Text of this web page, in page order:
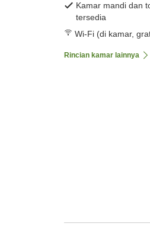
Kamar mandi dan
tersedia
Wi-Fi (di kamar,
Rincian kamar lainnya